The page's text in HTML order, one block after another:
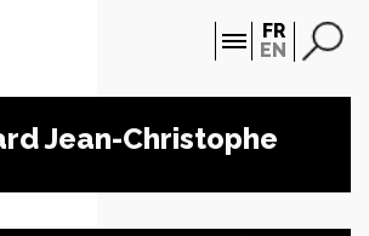
FR
EN
Jean-Christophe
cookies